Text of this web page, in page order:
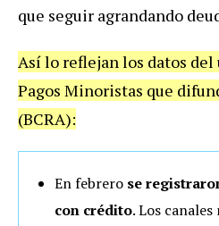
que seguir agrandando
Así lo reflejan los datos
Pagos Minoristas que
(BCRA):
En febrero se
con crédito. Los